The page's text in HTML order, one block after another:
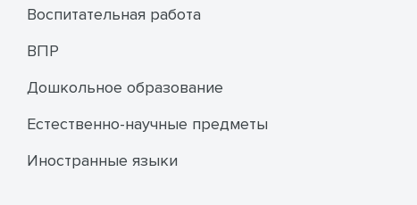
Воспитательная работа
ВПР
Дошкольное образование
Естественно-научные предметы
Иностранные языки